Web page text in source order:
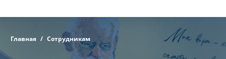
Главная Сотрудникам